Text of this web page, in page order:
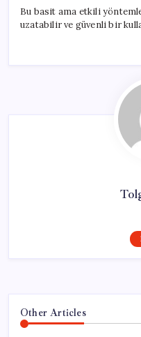
Bu basit ama etkili
uzatabilir ve güvenli bir
Other Articles